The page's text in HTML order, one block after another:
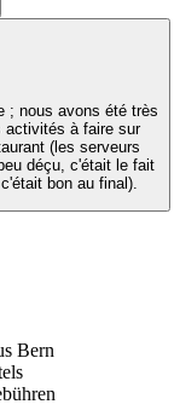
; nous avons été très
activités à faire sur
(les serveurs
déçu, c'était le fait
bon au final).
Bern